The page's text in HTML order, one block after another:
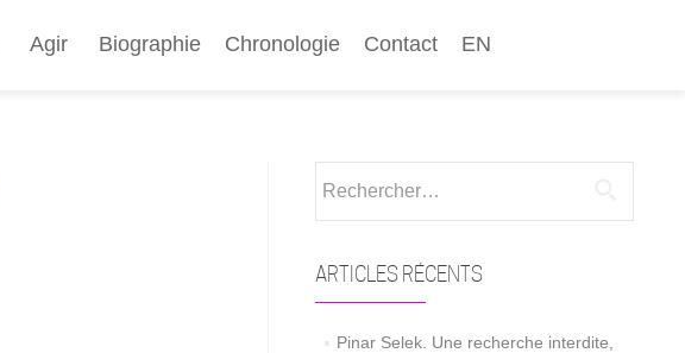
au
Agir Biographie Chronologie Contact EN
ARTICLES RÉCENTS
Pinar Selek. Une recherche interdite,